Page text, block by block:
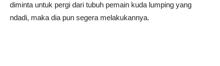
diminta untuk pergi dari tubuh pemain kuda lumping yang
ndadi, maka dia pun segera melakukannya.